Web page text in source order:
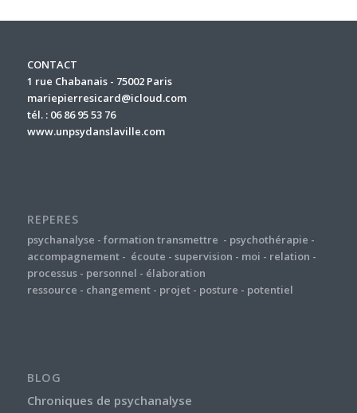
CONTACT
1 rue Chabanais - 75002 Paris
mariepierresicard@icloud.com
tél. : 06 86 95 53 76
www.unpsydanslaville.com
REPERES
psychanalyse - formation transmettre - psychothérapie -
accompagnement- écoute - supervision - moi - relation -
processus- personnel - élaboration
ressource - changement- projet- posture - potentiel
BLOG
Chroniques de psychanalyse